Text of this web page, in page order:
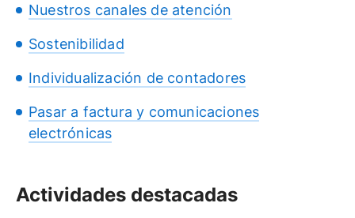
Nuestros canales de atención
Sostenibilidad
Individualización de contadores
Pasar a factura y comunicaciones
electrónicas
Actividades destacadas